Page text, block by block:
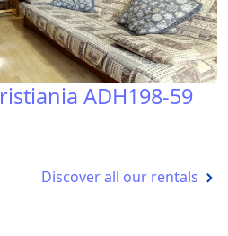
ADH198-59
Discover all our rentals